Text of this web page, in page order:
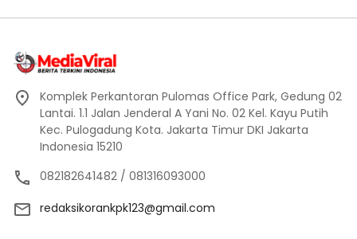
Komplek Perkantoran Pulomas Office Park, Gedung 02
Lantai. 1.1 Jalan Jenderal A Yani No. 02 Kel. Kayu Putih
Kec. Pulogadung Kota. Jakarta Timur DKI Jakarta
Indonesia 15210
082182641482 / 081316093000
redaksikorankpk123@gmail.com